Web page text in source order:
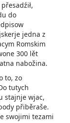
do
jedna z
Romskim
300 lět
nabožina.
to, zo
tutych
stajnje wjac,
přiběraše.
swojimi tezami